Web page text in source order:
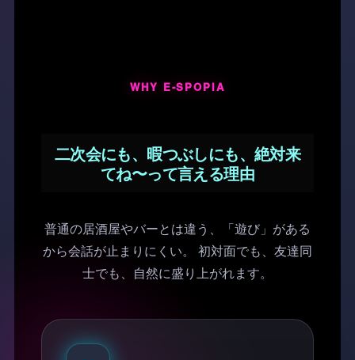
WHY E-SPOPIA
二次会にも、暇つぶしにも、絶対来
てね〜って言える理由
普通の居酒屋やバーとは違う、「遊び」がある
から会話が止まりにくい。 初対面でも、友達同
士でも、自然に盛り上がれます。